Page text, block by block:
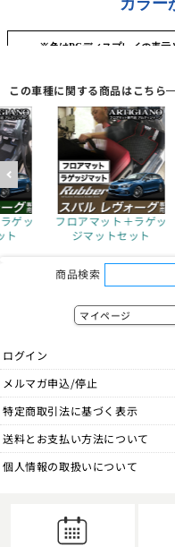
この車種に関する商品はこちら
ラゲッ
ット
フロアマット＋ラ
ゲッジマットセット
商品検索
マイページ
ログイン
メルマガ申込/停止
特定商取引法に基づく表示
送料とお支払い方法について
個人情報の取扱いについて